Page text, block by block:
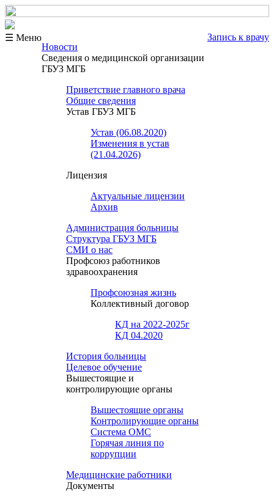
☰ Меню
Запись к врачу
Новости
Сведения о медицинской организации
ГБУЗ МГБ
Приветствие главного врача
Общие сведения
Устав ГБУЗ МГБ
Устав (06.08.2020)
Изменения в устав
(21.04.2026)
Лицензия
Актуальные лицензии
Архив
Администрация больницы
Структура ГБУЗ МГБ
СМИ о нас
Профсоюз работников
здравоохранения
Профсоюзная жизнь
Коллективный договор
КД на 2022-2025г
КД 04.2020
История больницы
Целевое обучение
Вышестоящие и
контролирующие органы
Вышестоящие органы
Контролирующие органы
Система ОМС
Горячая линия по
коррупции
Медицинские работники
Документы